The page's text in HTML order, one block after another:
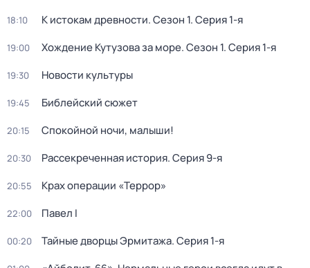
18:10 К истокам древности. Сезон 1. Серия 1-я
19:00 Хождение Кутузова за море. Сезон 1. Серия 1-я
19:30 Новости культуры
19:45 Библейский сюжет
20:15 Спокойной ночи, малыши!
20:30 Рассекреченная история. Серия 9-я
20:55 Крах операции «Террор»
22:00 Павел I
00:20 Тайные дворцы Эрмитажа. Серия 1-я